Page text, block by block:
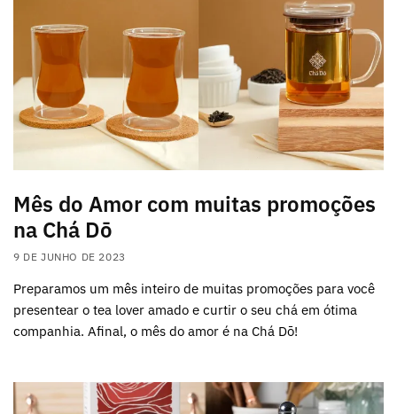
Mês do Amor com muitas promoções
na Chá Dō
9 DE JUNHO DE 2023
Preparamos um mês inteiro de muitas promoções para você
presentear o tea lover amado e curtir o seu chá em ótima
companhia. Afinal, o mês do amor é na Chá Dō!